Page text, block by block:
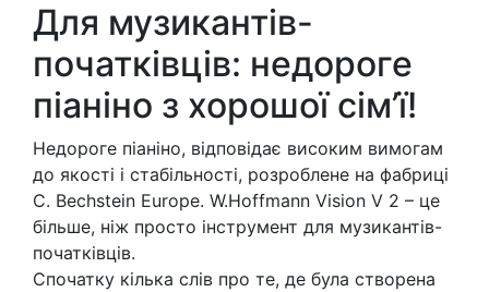
Для музикантів-
початківців: недороге
піаніно з хорошої сім’ї!
Недороге піаніно, відповідає високим вимогам
до якості і стабільності, розроблене на фабриці
C. Bechstein Europe. W.Hoffmann Vision V 2 – це
більше, ніж просто інструмент для музикантів-
початківців.
Спочатку кілька слів про те, де була створена